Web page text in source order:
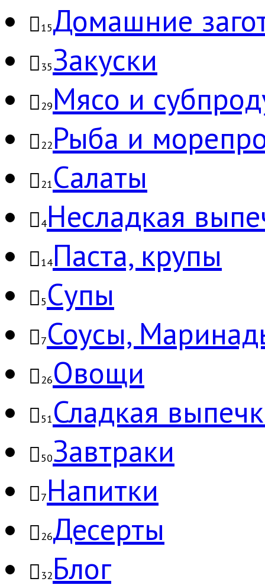
15Домашние
35Закуски
29 Мясо и
22 Рыба и
21 Салаты
4Несладкая
14Паста, крупы
5 Супы
7Соусы,
26Овощи
51 Сладкая
50Завтраки
7 Напитки
26Десерты
32 Блог